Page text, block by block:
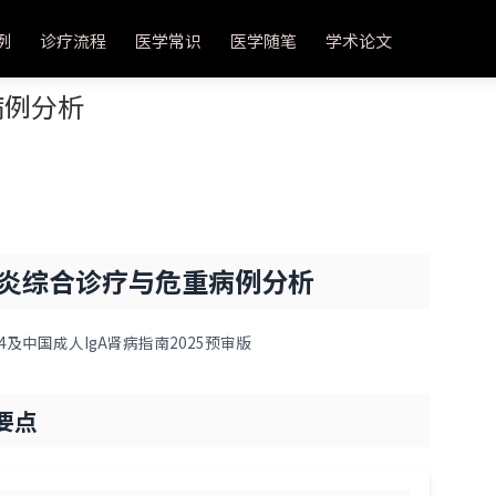
诊疗流程 医学常识 医学随笔 学术论文
分析
综合诊疗与危重病例分析
及中国成人IgA肾病指南2025预审版
点